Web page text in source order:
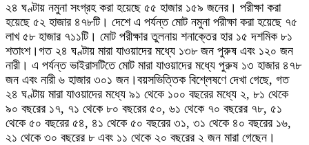
২৪ ঘণ্টায় নমুনা সংগ্রহ করা হয়েছে ৫৫ হাজার ১৫৯ জনের। পরীক্ষা করা
হয়েছে ৫২ হাজার ৪৭৮টি। দেশে এ পর্যন্ত মোট নমুনা পরীক্ষা করা হয়েছে ৭৫
লাখ ৫৮ হাজার ৭১১টি। মোট পরীক্ষার তুলনায় শনাক্তের হার ১৫ দশমিক ৮১
শতাংশ।গত ২৪ ঘণ্টায় মারা যাওয়াদের মধ্যে ১৩৮ জন পুরুষ এবং ১২০ জন
নারী। এ পর্যন্ত ভাইরাসটিতে মোট মারা যাওয়াদের মধ্যে পুরুষ ১৩ হাজার ৪৭৮
জন এবং নারী ৬ হাজার ৩০১ জন।বয়সভিত্তিক বিশ্লেষণে দেখা গেছে, গত
২৪ ঘণ্টায় মারা যাওয়াদের মধ্যে ৯১ থেকে ১০০ বছরের মধ্যে ২, ৮১ থেকে
৯০ বছরের ১৭, ৭১ থেকে ৮০ বছরের ৫০, ৬১ থেকে ৭০ বছরের ৭৮, ৫১
থেকে ৫০ বছরের ৫৪, ৪১ থেকে ৫০ বছরের ৩১, ৩১ থেকে ৪০ বছরের ১৬,
২১ থেকে ৩০ বছরের ৮ এবং ১১ থেকে ২০ বছরের ২ জন মারা গেছেন।